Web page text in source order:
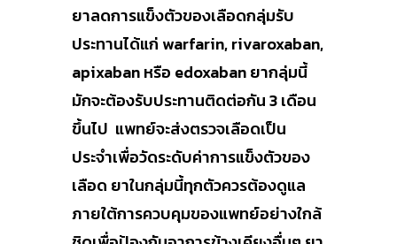
ยาลดการแข็งตัวของเลือดกลุ่มรับ
ประทานได้แก่ warfarin, rivaroxaban,
apixaban หรือ edoxaban ยากลุ่มนี้
มักจะต้องรับประทานติดต่อกัน 3 เดือน
ขึ้นไป แพทย์จะส่งตรวจเลือดเป็น
ประจำเพื่อวัดระดับค่าการแข็งตัวของ
เลือด ยาในกลุ่มนี้ทุกตัวควรต้องดูแล
ภายใต้การควบคุมของแพทย์อย่างใกล้